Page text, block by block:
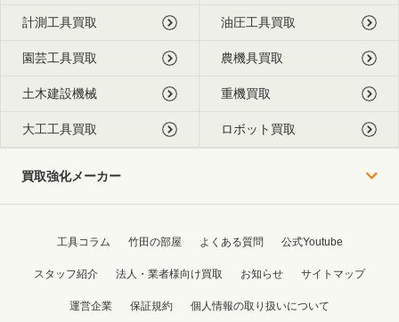
計測工具買取 油圧工具買取
園芸工具買取 農機具買取
土木建設機械 重機買取
大工工具買取 ロボット買取
買取強化メーカー
工具コラム 竹田の部屋 よくある質問 公式Youtube
スタッフ紹介 法人・業者様向け買取 お知らせ サイトマップ
運営企業 保証規約 個人情報の取り扱いについて